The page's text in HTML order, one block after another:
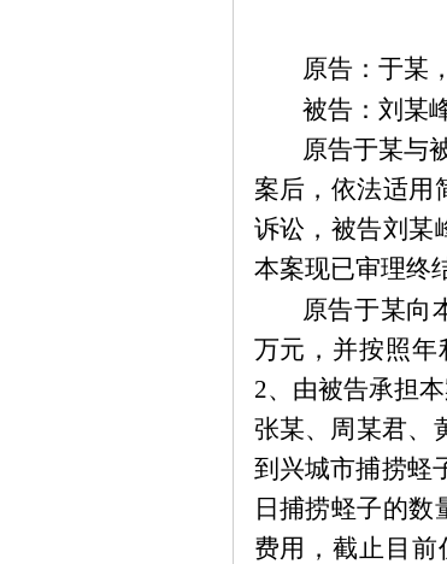
原告：于某
被告：刘 某
原告于某与
案后，依法适用
诉讼，被告刘 某
本案现已审理终
原告于某向
万元，并按照年
2、由被告承担
张某、周 某君、
到兴城市捕捞蛏
日捕捞蛏子的
费用，截止目